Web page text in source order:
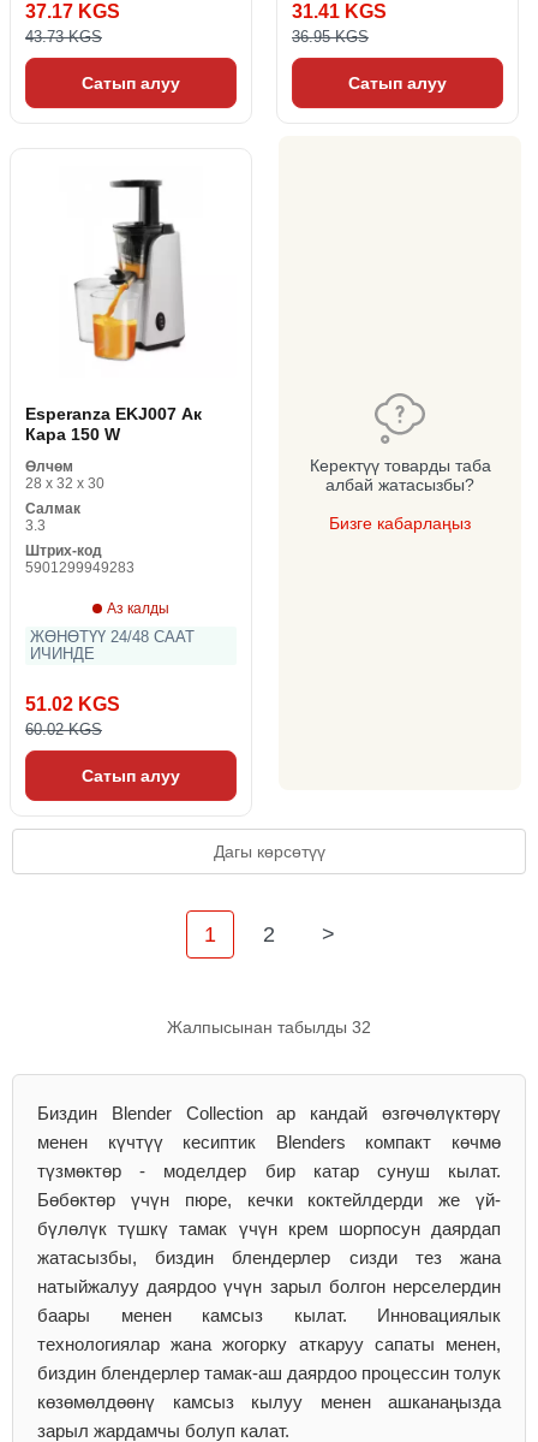
37.17 KGS
43.73 KGS
Сатып алуу
31.41 KGS
36.95 KGS
Сатып алуу
Esperanza EKJ007 Ак
Кара 150 W
Өлчөм
28 x 32 x 30
Салмак
3.3
Штрих-код
5901299949283
Аз калды
ЖӨНӨТҮҮ 24/48 СААТ
ИЧИНДЕ
51.02 KGS
60.02 KGS
Сатып алуу
Керектүү товарды таба
албай жатасызбы?
Бизге кабарлаңыз
Дагы көрсөтүү
1 2 >
Жалпысынан табылды 32
Биздин Blender Collection ар кандай өзгөчөлүктөрү
менен күчтүү кесиптик Blenders компакт көчмө
түзмөктөр - моделдер бир катар сунуш кылат.
Бөбөктөр үчүн пюре, кечки коктейлдерди же үй-
бүлөлүк түшкү тамак үчүн крем шорпосун даярдап
жатасызбы, биздин блендерлер сизди тез жана
натыйжалуу даярдоо үчүн зарыл болгон нерселердин
баары менен камсыз кылат. Инновациялык
технологиялар жана жогорку аткаруу сапаты менен,
биздин блендерлер тамак-аш даярдоо процессин толук
көзөмөлдөөнү камсыз кылуу менен ашканаңызда
зарыл жардамчы болуп калат.